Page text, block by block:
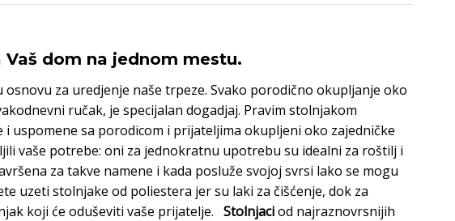
2.560 din.
dom na jednom mestu.
za uredjenje naše trpeze. Svako porodično okupljanje oko
ručak, je specijalan dogadjaj. Pravim stolnjakom
sa porodicom i prijateljima okupljeni oko zajedničke
vaše potrebe: oni za jednokratnu upotrebu su idealni za roštilj i
za takve namene i kada posluže svojoj svrsi lako se mogu
uzeti stolnjake od poliestera jer su laki za čišćenje, dok za
koji će oduševiti vaše prijatelje. Stolnjaciod najraznovrsnijih